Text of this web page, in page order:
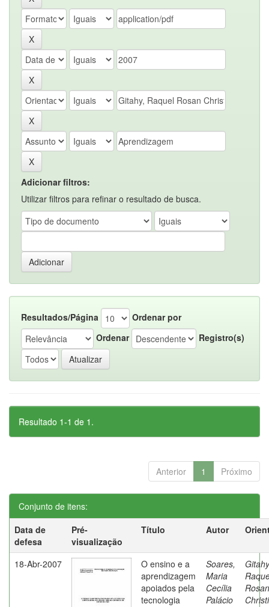
Adicionar filtros:
Utilizar filtros para refinar o resultado de busca.
Resultados/Página
Ordenar por
Ordenar
Registro(s)
Resultado 1-1 de 1.
Anterior 1 Próximo
Conjunto de itens:
Data de
defesa
Pré-
visualização
Título Autor
18-Abr-2007
O ensino e a
aprendizagem
apoiados pela
tecnologia
Soares,
Maria
Cecília
Palácio
Rosan